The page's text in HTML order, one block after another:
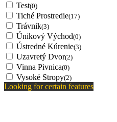
Test(0)
Tiché Prostredie(17)
Trávnik(3)
Únikový Východ(0)
Ústredné Kúrenie(3)
Uzavretý Dvor(2)
Vinna Pivnica(0)
Vysoké Stropy(2)
Looking for certain features